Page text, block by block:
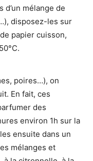
d’un mélange de
disposez-les sur
papier cuisson,
poires…), on
En fait, ces
des
environ 1h sur la
ensuite dans un
mélanges et